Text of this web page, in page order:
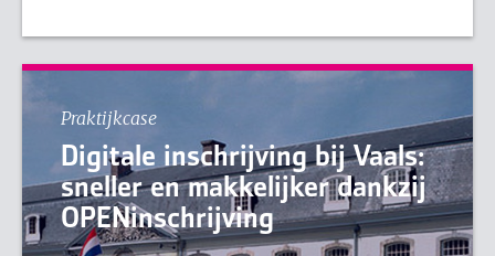
Praktijkcase
Digitale inschrijving bij Vaals:
sneller en makkelijker dankzij
OPENinschrijving